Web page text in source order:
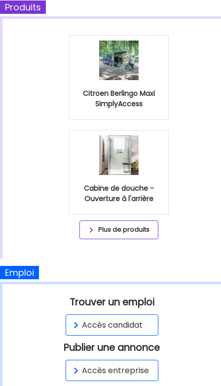
Produits
Citroen Berlingo Maxi
SimplyAccess
Cabine de douche -
Ouverture à l'arrière
Plus de produits
Emploi
Trouver un emploi
Accès candidat
Publier une annonce
Accès entreprise